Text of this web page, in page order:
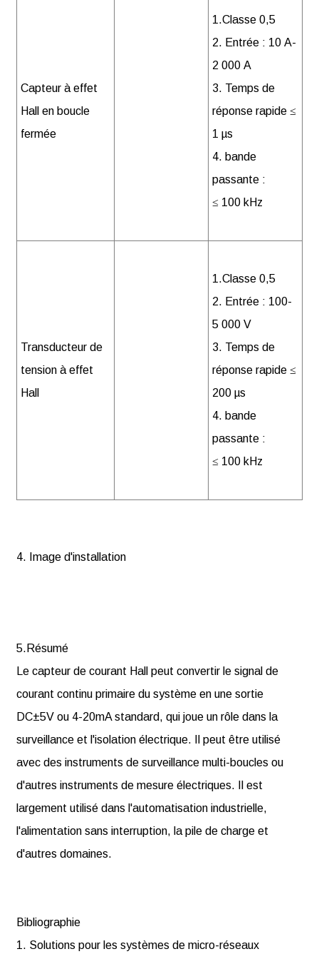
Capteur à effet
Hall en boucle
fermée
1.Classe 0,5
2. Entrée : 10 A-
2 000 A
3. Temps de
réponse rapide ≤
1 µs
4. bande
passante :
≤ 100 kHz
Transducteur de
tension à effet
Hall
1.Classe 0,5
2. Entrée : 100-
5 000 V
3. Temps de
réponse rapide ≤
200 µs
4. bande
passante :
≤ 100 kHz
4. Image d'installation
5.Résumé
Le capteur de courant Hall peut convertir le signal de
courant continu primaire du système en une sortie
DC±5V ou 4-20mA standard, qui joue un rôle dans la
surveillance et l'isolation électrique. Il peut être utilisé
avec des instruments de surveillance multi-boucles ou
d'autres instruments de mesure électriques. Il est
largement utilisé dans l'automatisation industrielle,
l'alimentation sans interruption, la pile de charge et
d'autres domaines.
Bibliographie
1. Solutions pour les systèmes de micro-réseaux